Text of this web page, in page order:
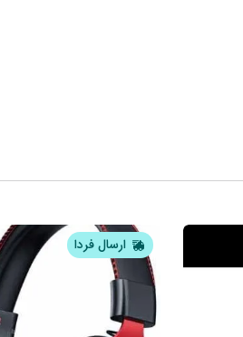
ارسال فردا